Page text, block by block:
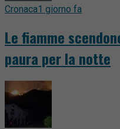
Cronaca1 giorno fa
Le fiamme
paura per la notte